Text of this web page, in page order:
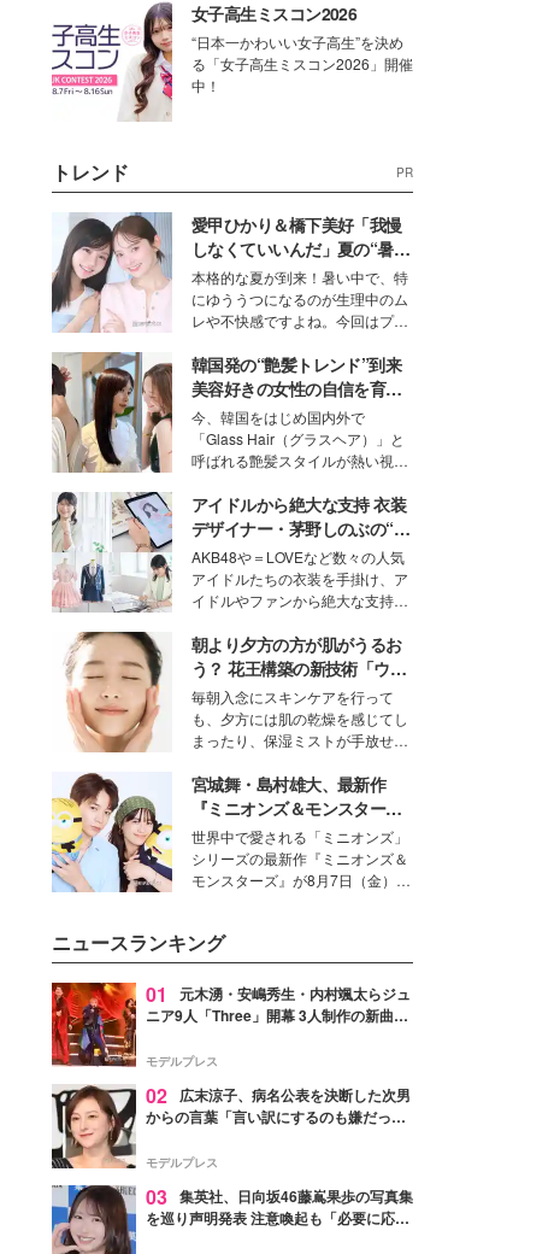
女子高生ミスコン2026
“日本一かわいい女子高生”を決め
る「女子高生ミスコン2026」開催
中！
トレンド PR
愛甲ひかり＆橋下美好「我慢
しなくていいんだ」夏の“暑さ
対策”の新しい選択肢とは？
本格的な夏が到来！暑い中で、特
にゆううつになるのが生理中のム
レや不快感ですよね。今回はプラ
モデル・愛甲ひかりさんと橋下美
好さんを迎えて本音で女子会トー
ク。猛暑のお出かけを快適に過ご
すヒントや、2人が感動した夏の
生理の新常識にも迫りました。
韓国発の“艶髪トレンド”到来
美容好きの女性の自信を育む
「ヘアケア事情」って？
今、韓国をはじめ国内外で
「Glass Hair（グラスヘア）」と
呼ばれる艶髪スタイルが熱い視線
ションの完成度を高めるベースと
して、“髪そのものの美しさ”に改
めて注目する人が増えている様
子。今回は、そんな憧れの艶やか
な髪を日常で叶える、美容好きの
女性たちのヘアケア事情を紹介し
ます。
アイドルから絶大な支持 衣装
デザイナー・茅野しのぶの“可
愛い”を作る美学＜「シチズン
クロスシー」インタビュー＞
AKB48や＝LOVEなど数々の人気
アイドルたちの衣装を手掛け、ア
イドルやファンから絶大な支持を
取締役兼クリエイティブディレク
ター・茅野しのぶ。一人ひとりの
個性に寄り添い、魅力を引き出す
衣装作りは、多くの女性たちに勇
気と自信を与え続けている。
朝より夕方の方が肌がうるお
う？ 花王構築の新技術「ウォ
ーターキャプチャリングスキ
ン（捕水肌）」がスキンケア
の常識を変える予感
毎朝入念にスキンケアを行って
も、夕方には肌の乾燥を感じてし
まったり、保湿ミストが手放せな
な美容の常識を大きく変える可能
性を秘めた、革新的な「Water
Capturing Skin（ウォーターキャ
プチャリングスキン：捕水肌）」
技術を、花王が構築した。
宮城舞・島村雄大、最新作
『ミニオンズ＆モンスター
ズ』の魅力熱弁 ハチャメチャ
だけじゃない“友情と絆”に感
動
世界中で愛される「ミニオンズ」
シリーズの最新作『ミニオンズ＆
モンスターズ』が8月7日（金）に
デルの宮城舞と島村雄大の特別対
談をお届け！それぞれの視点か
ら、今作ならではの魅力や予想外
の感動をもたらす奥深いストーリ
た。
ニュースランキング
01
元木湧・安嶋秀生・内村颯太らジュ
ニア9人「Three」開幕 3人制作の新曲＆
進んで夢を掴みたい」【ゲネプロレポ】
モデルプレス
02
広末涼子、病名公表を決断した次男
からの言葉「言い訳にするのも嫌だっ
モデルプレス
03 集英社、日向坂46藤嶌果歩の写真集
を巡り声明発表 注意喚起も「必要に応じ